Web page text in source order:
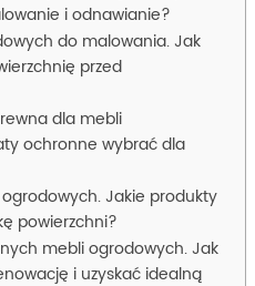
i odnawianie?
do malowania. Jak
przed
dla mebli
ochronne wybrać dla
Jakie produkty
powierzchni?
mebli ogrodowych. Jak
i uzyskać idealną